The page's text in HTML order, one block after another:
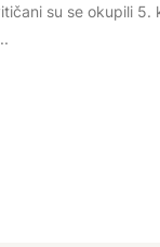
su se okupili